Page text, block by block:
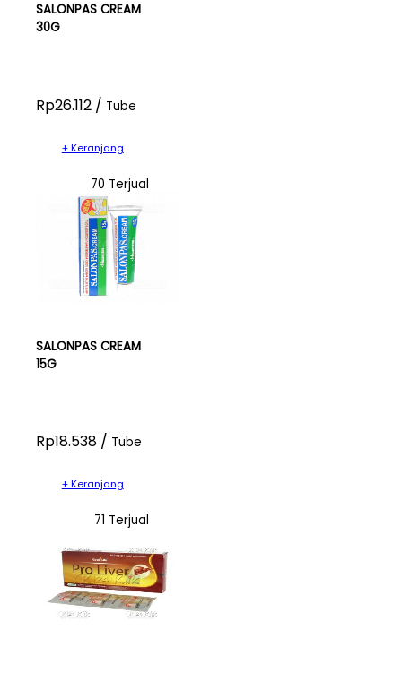
SALONPAS CREAM
30G
Rp26.112 / Tube
+ Keranjang
70 Terjual
SALONPAS CREAM
15G
Rp18.538 / Tube
+ Keranjang
71 Terjual